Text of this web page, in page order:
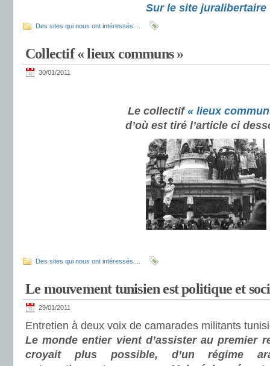
Sur le site juralibertaire
Des sites qui nous ont intéressés....
Collectif « lieux communs »
30/01/2011
Le collectif« lieux
d’où est tiré l’article ci
Des sites qui nous ont intéressés....
Le mouvement tunisien est politique et
29/01/2011
Entretien à deux voix de camarades militants
Le monde entier vient d’assister au premier
croyait plus possible, d’un régime